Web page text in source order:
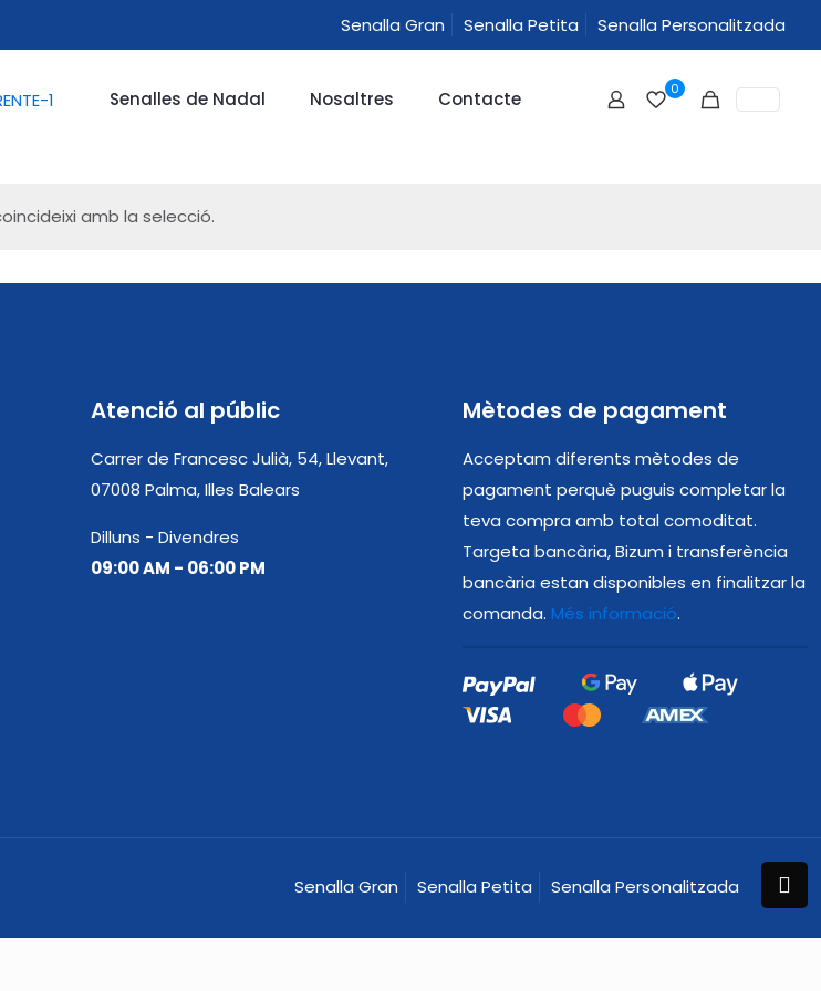
Senalla Gran Senalla Petita Senalla Personalitzada
Senalles de Nadal Nosaltres Contacte 0
amb la selecció.
Atenció al públic
Carrer de Francesc Julià, 54, Llevant,
07008 Palma, Illes Balears
Dilluns - Divendres
09:00 AM - 06:00 PM
Mètodes de pagament
Acceptam diferents mètodes de
pagament perquè puguis completar la
teva compra amb total comoditat.
Targeta bancària, Bizum i transferència
bancària estan disponibles en finalitzar la
comanda. Més informació.
Senalla Gran Senalla Petita Senalla Personalitzada